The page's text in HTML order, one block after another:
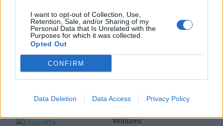
I want to opt-out of Collection, Use,
Retention, Sale, and/or Sharing of my
Personal Data that Is Unrelated with the
Purposes for which it was collected.
Opted Out
CONFIRM
Data Deletion Data Access Privacy Policy
a
plusieurs
Les
peuvent
choisies
sur
19,00€
Choix des options
Ce
a
variations.
Williams Rouge
Williams